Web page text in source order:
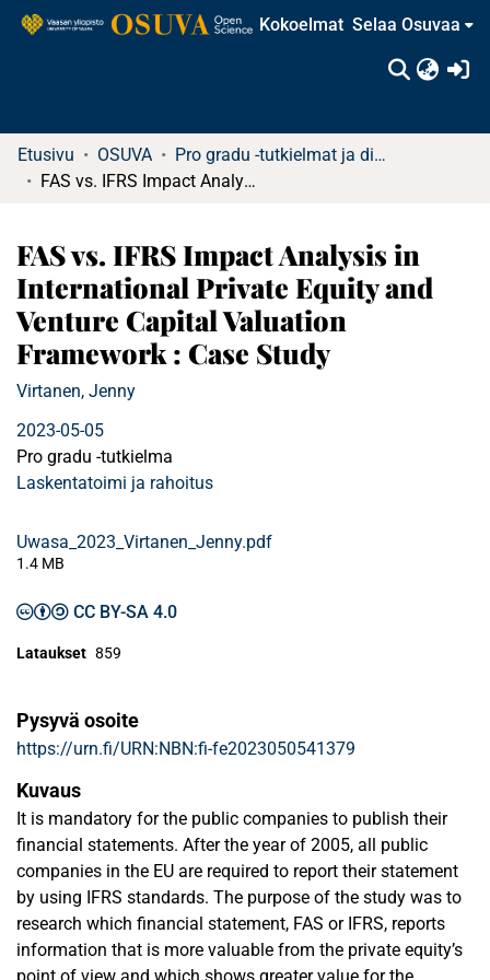
Kokoelmat Selaa Osuvaa
Etusivu OSUVA
Pro gradu -tutkielmat ja diplomityöt
FAS vs. IFRS Impact Analysis in International Private Equity and Venture Capital Valuation Framework : Case Study
FAS vs. IFRS Impact Analysis in
International Private Equity and
Venture Capital Valuation
Framework : Case Study
Virtanen, Jenny
2023-05-05
Pro gradu -tutkielma
Laskentatoimi ja rahoitus
Uwasa_2023_Virtanen_Jenny.pdf
1.4 MB
CC BY-SA 4.0
Lataukset 859
Pysyvä osoite
https://urn.fi/URN:NBN:fi-fe2023050541379
Kuvaus
It is mandatory for the public companies to publish their
financial statements. After the year of 2005, all public
companies in the EU are required to report their statement
by using IFRS standards. The purpose of the study was to
research which financial statement, FAS or IFRS, reports
information that is more valuable from the private equity’s